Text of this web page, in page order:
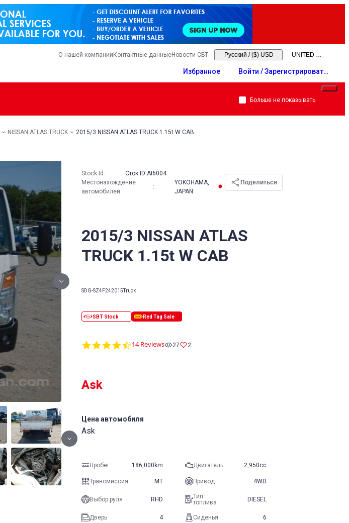
О нашей компанииКонтактные данныеНовости СБТ Русский / ($) USD
Избранное
Войти / Зарегистрировать
ся
Больше не показывать
NISSAN ATLAS TRUCK 2015/3 NISSAN ATLAS TRUCK 1.15t W CAB
2015/3 NISSAN ATLAS
TRUCK 1.15t W CAB
SDG-SZ4F242015Truck
Stock Id: Сток ID:AI6004
Местонахождение
автомобилей
:
YOKOHAMA,
JAPAN
Поделиться
4.6
14 Reviews 27 2
Ask
Цена автомобиля
Ask
Пробег 186,000km Двигатель 2,950cc
Трансмиссия MT Привод 4WD
Выбор руля RHD
Тип
топлива
DIESEL
Дверь 4 Сиденья 6